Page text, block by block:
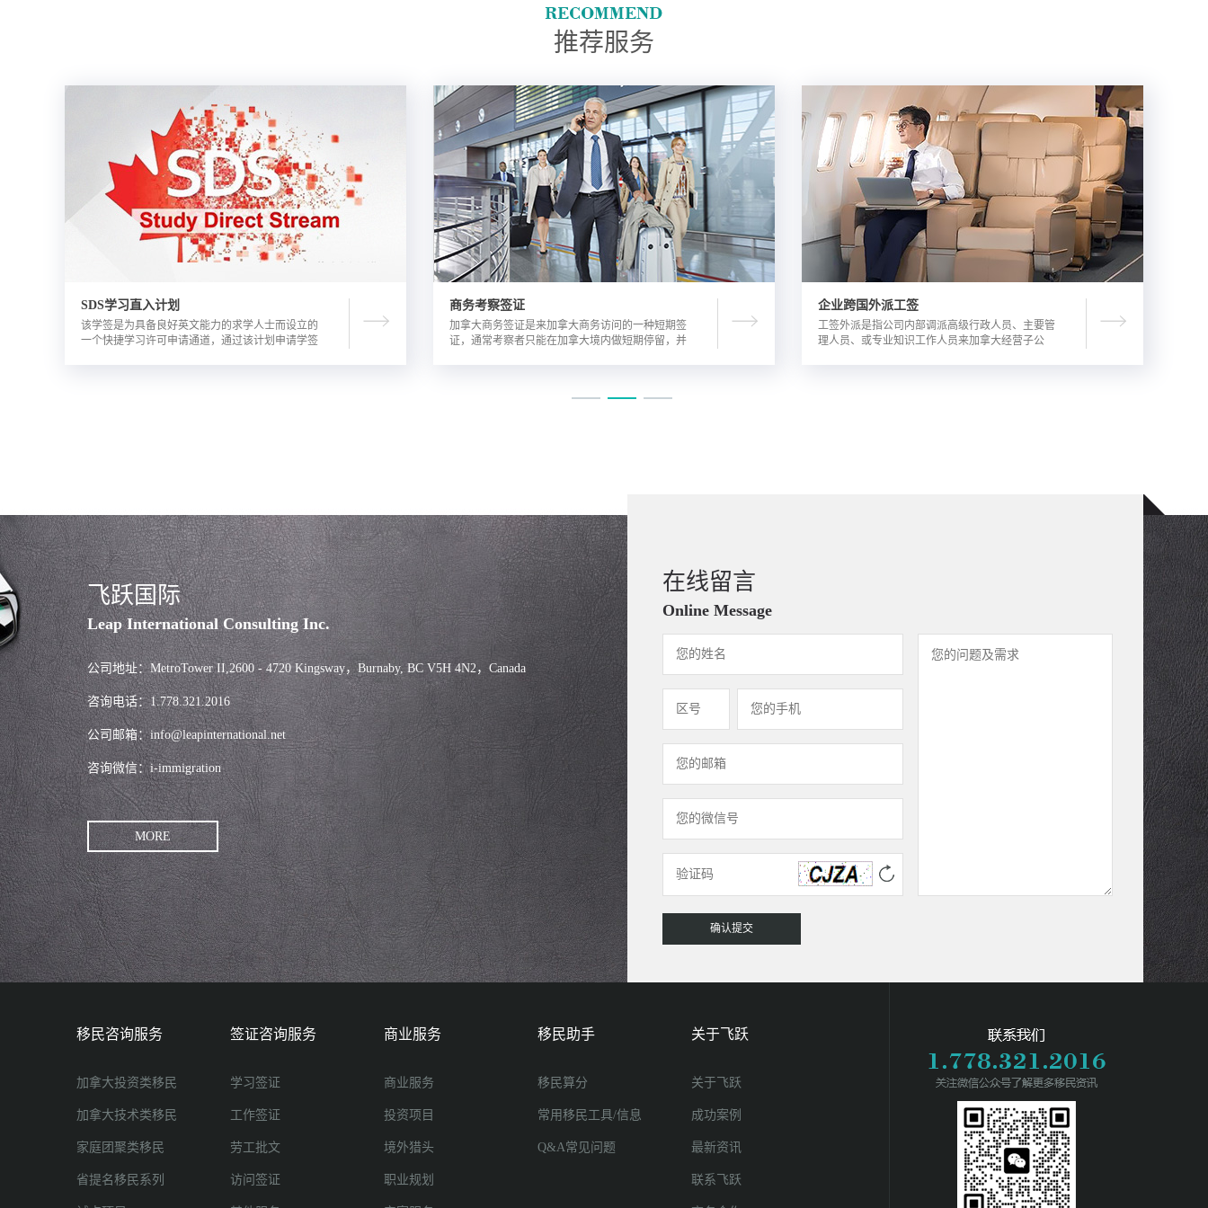
推荐服务
SDS学习直入计划
该学签是为具备良好英文能力的求学人士而设立的
一个快捷学习许可申请通道，通过该计划申请学签
商务考察签证
加拿大商务签证是来加拿大商务访问的一种短期签
证，通常考察者只能在加拿大境内做短期停留，并
企业跨国外派工签
工签外派是指公司内部调派高级行政人员、主要管
理人员、或专业知识工作人员来加拿大经营子公
飞跃国际
Leap International Consulting Inc.
公司地址：MetroTower II,2600 - 4720 Kingsway，Burnaby, BC V5H 4N2，Canada
咨询电话：1.778.321.2016
公司邮箱：info@leapinternational.net
咨询微信：i-immigration
MORE
在线留言
Online Message
移民咨询服务
加拿大投资类移民
加拿大技术类移民
家庭团聚类移民
省提名移民系列
签证咨询服务
学习签证
工作签证
劳工批文
访问签证
商业服务
商业服务
投资项目
境外猎头
职业规划
移民助手
移民算分
常用移民工具/信息
Q&A常见问题
关于飞跃
关于飞跃
成功案例
最新资讯
联系飞跃